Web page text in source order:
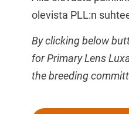
olevista PLL:n
By clicking below
for Primary Lens
the breeding